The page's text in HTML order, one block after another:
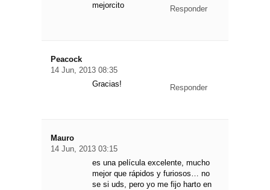
mejorcito
Responder
Peacock
14 Jun, 2013 08:35
Gracias!
Responder
Mauro
14 Jun, 2013 03:15
es una película excelente, mucho
mejor que rápidos y furiosos… no
se si uds, pero yo me fijo harto en